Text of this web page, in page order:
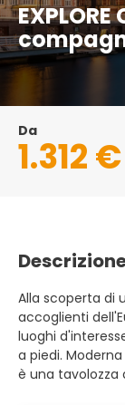
EXPLORE
Da
1.312 €
Alla scoperta di
accoglienti
luoghi
a piedi.
è una tavolozza